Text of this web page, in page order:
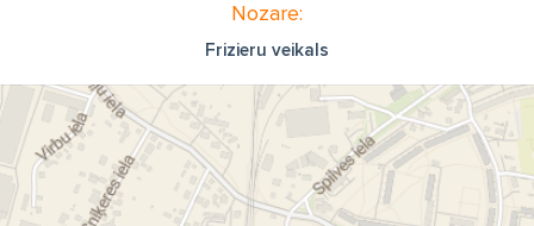
Nozare:
Frizieru veikals